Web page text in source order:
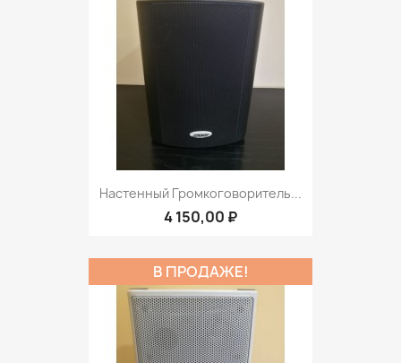
Настенный Громкоговоритель...
4 150,00 ₽
В ПРОДАЖЕ!